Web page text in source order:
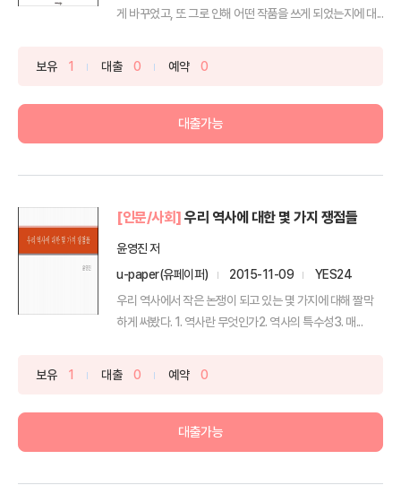
게 바꾸었고, 또 그로 인해 어떤 작품을 쓰게 되었는지에 대...
보유 1 대출 0 예약 0
대출가능
[인문/사회] 우리 역사에 대한 몇 가지 쟁점들
윤영진 저
u-paper(유페이퍼)
2015-11-09
YES24
우리 역사에서 작은 논쟁이 되고 있는 몇 가지에 대해 짤막
하게 써봤다. 1. 역사란 무엇인가2. 역사의 특수성3. 매...
보유 1 대출 0 예약 0
대출가능